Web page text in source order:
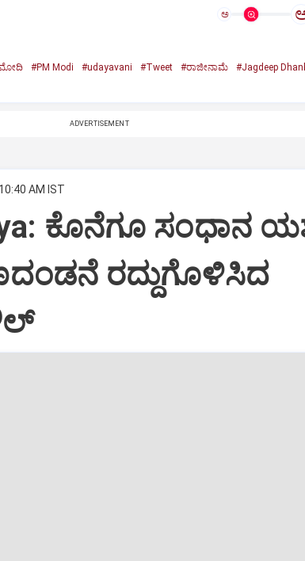
ಅ
ಮೋದಿ #PM Modi #udayavani #Tweet #ರಾಜೀನಾಮೆ
#Jagdeep
ADVERTISEMENT
AM IST
ಕೊನೆಗೂ ಸಂಧಾನ
ರದ್ದುಗೊಳಿಸಿದ